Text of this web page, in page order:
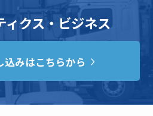
ィクス・ビジネス
込みはこちらから